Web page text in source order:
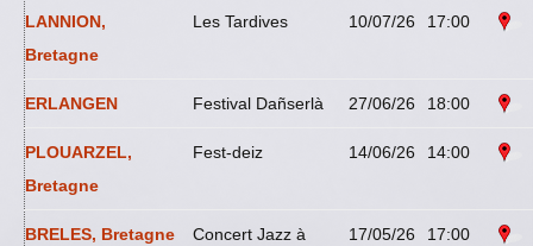
LANNION,
Bretagne
Les Tardives 10/07/26 17:00
ERLANGEN Festival Dañserlà 27/06/26 18:00
PLOUARZEL,
Bretagne
Fest-deiz 14/06/26 14:00
BRELES, Bretagne
Concert Jazz à
17/05/26 17:00